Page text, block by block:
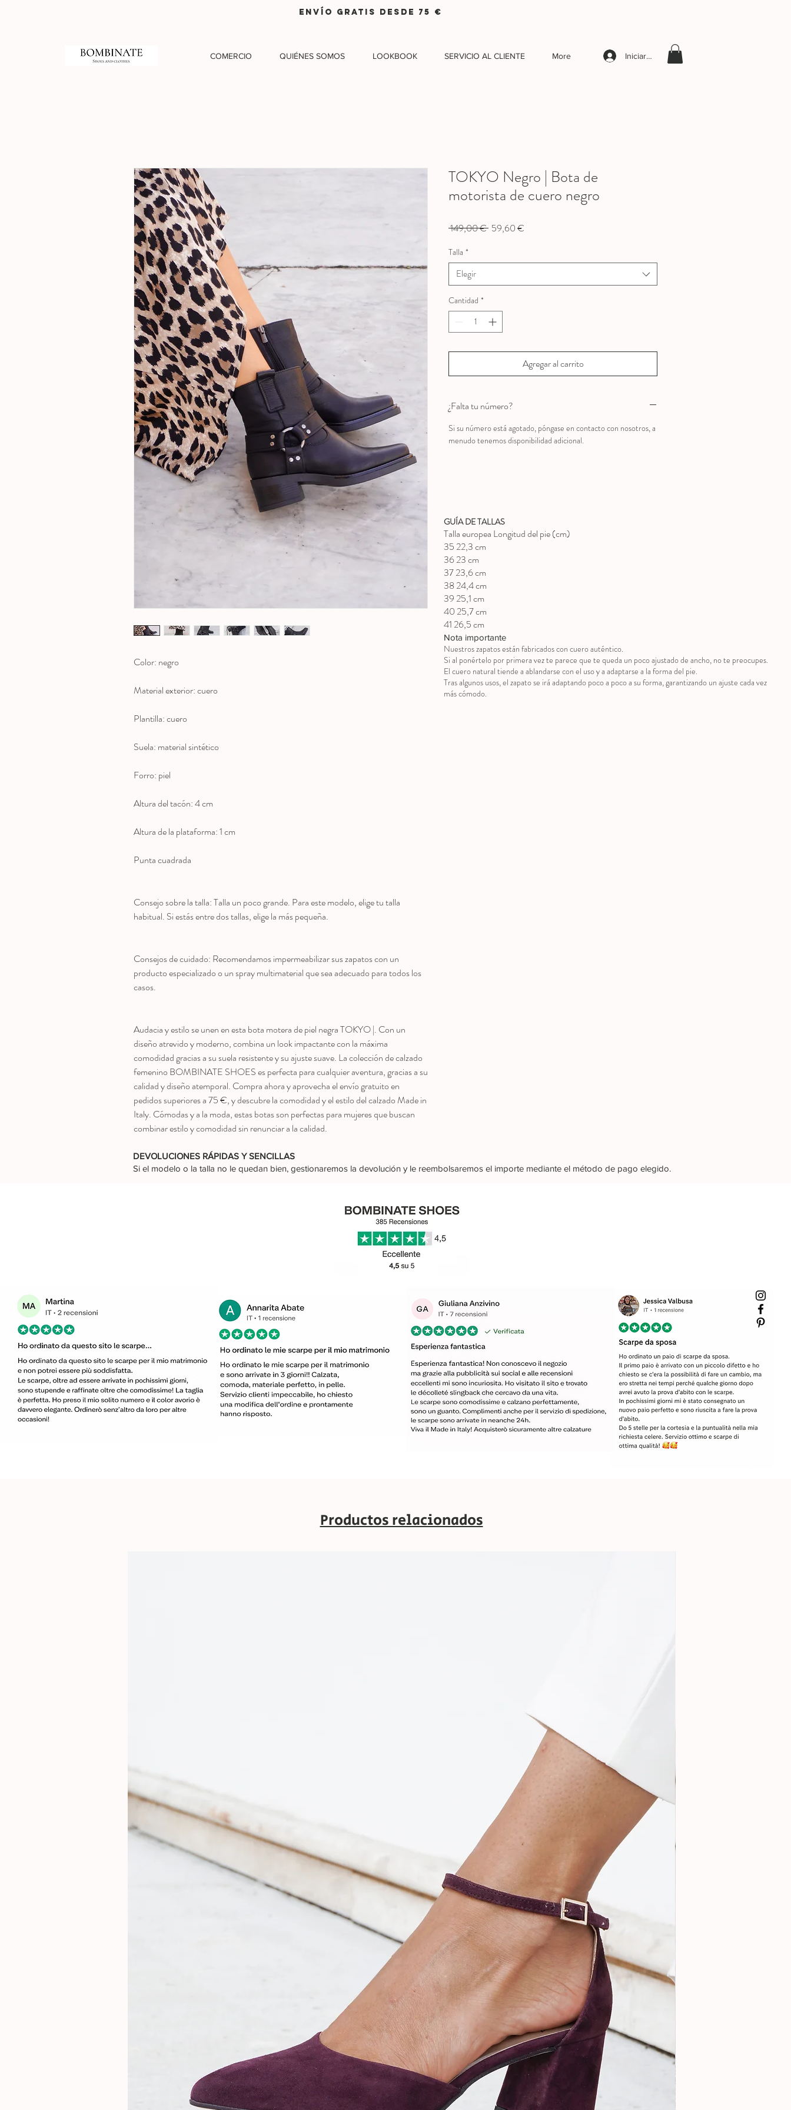
ENVÍO GRATIS DESDE 75 €
COMERCIO QUIÉNES SOMOS LOOKBOOK SERVICIO AL CLIENTE More Iniciar sesión
Color: negro
Material exterior: cuero
Plantilla: cuero
Suela: material sintético
Forro: piel
Altura del tacón: 4 cm
Altura de la plataforma: 1 cm
Punta cuadrada
Consejo sobre la talla: Talla un poco grande. Para este modelo, elige tu talla
habitual. Si estás entre dos tallas, elige la más pequeña.
Consejos de cuidado: Recomendamos impermeabilizar sus zapatos con un
producto especializado o un spray multimaterial que sea adecuado para todos los
casos.
Audacia y estilo se unen en esta bota motera de piel negra TOKYO |. Con un
diseño atrevido y moderno, combina un look impactante con la máxima
comodidad gracias a su suela resistente y su ajuste suave. La colección de calzado
femenino BOMBINATE SHOES es perfecta para cualquier aventura, gracias a su
calidad y diseño atemporal. Compra ahora y aprovecha el envío gratuito en
pedidos superiores a 75 €, y descubre la comodidad y el estilo del calzado Made in
Italy. Cómodas y a la moda, estas botas son perfectas para mujeres que buscan
combinar estilo y comodidad sin renunciar a la calidad.
TOKYO Negro | Bota de
motorista de cuero negro
149,00 € Precio
59,60 €
Talla *
Elegir
Cantidad *
Agregar al carrito
¿Falta tu número?
Si su número está agotado, póngase en contacto con nosotros, a
menudo tenemos disponibilidad adicional.
DEVOLUCIONES RÁPIDAS Y SENCILLAS
Si el modelo o la talla no le quedan bien, gestionaremos la devolución y le reembolsaremos el importe mediante el método de pago elegido.
GUÍA DE TALLAS
Talla europea Longitud del pie (cm)
35 22,3 cm
36 23 cm
37 23,6 cm
38 24,4 cm
39 25,1 cm
40 25,7 cm
41 26,5 cm
Nota importante
Nuestros zapatos están fabricados con cuero auténtico.
Si al ponértelo por primera vez te parece que te queda un poco ajustado de ancho, no te preocupes.
El cuero natural tiende a ablandarse con el uso y a adaptarse a la forma del pie.
Tras algunos usos, el zapato se irá adaptando poco a poco a su forma, garantizando un ajuste cada vez
más cómodo.
Productos relacionados